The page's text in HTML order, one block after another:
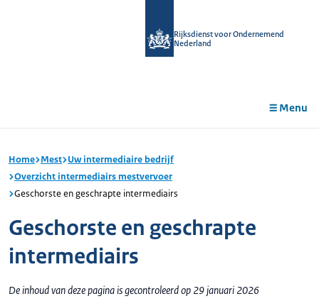
Rijksdienst voor Ondernemend
Nederland
Menu
Home Mest Uw intermediaire bedrijf
Overzicht intermediairs mestvervoer
Geschorste en geschrapte intermediairs
Geschorste en geschrapte
intermediairs
De inhoud van deze pagina is gecontroleerd op 29 januari 2026